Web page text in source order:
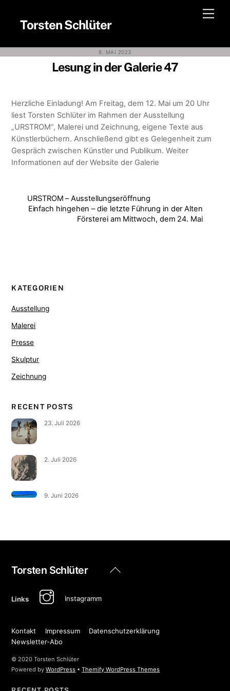
contentTorsten Schlüter
8. MAI 2023
Lesung in der Galerie 47
Herzliche Einladung! Am Freitag, dem 12. Mai um 20 Uhr
liest Torsten Schlüter im Rahmen der Ausstellung
„URSTROM“, Malerei und Zeichnung, eigene Texte aus
Künstlerbüchern. Anschließend gibt es Gelegenheit zum
Gespräch zwischen Künstler und Publikum. Weiter
Informationen auf der Website der Galerie
URSTROM – Ausstellungseröffnung
Einfach hingehen – die letzte Führung in der Alten
Försterei am Mittwoch, dem 24. Mai
KATEGORIEN
Ausstellung
Malerei
Presse
Skulptur
Zeichnung
RECENT POSTS
23. Juli 2026
2. Juli 2026
9. Juni 2026
Back
Torsten Schlüter
Links Instagramm
Kontakt Impressum
Datenschutzerklärung
Newsletter-Abo
© 2020 Torsten Schlüter
Powered byWordPress •Themify WordPress Themes